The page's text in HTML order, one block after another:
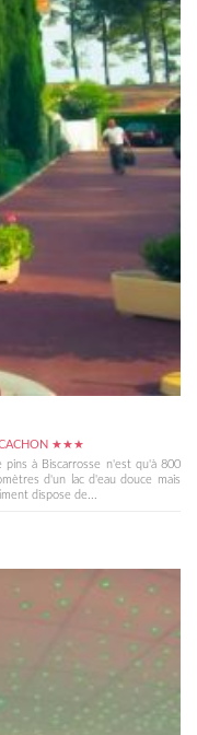
★★★
à Biscarrosse n'est qu'à 800
d'un lac d'eau douce mais
dispose de...